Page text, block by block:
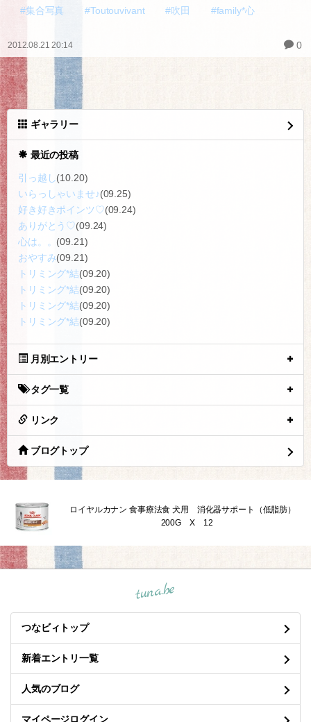
#集合写真
#Toutouvivant #吹田 #family*心
2012.08.21 20:14 0
ギャラリー
最近の投稿
引っ越し(10.20)
いらっしゃいませ♪(09.25)
好き好きポインツ♡(09.24)
ありがとう♡(09.24)
心は。。 (09.21)
おやすみ(09.21)
トリミング*結(09.20)
トリミング*結(09.20)
トリミング*結(09.20)
トリミング*結(09.20)
月別エントリー
タグ一覧
リンク
ブログトップ
ロイヤルカナン 食事療法食 犬用 消化器サポート（低脂肪）
200G X 12
tuna.be
つなビィトップ
新着エントリ一覧
人気のブログ
マイページログイン